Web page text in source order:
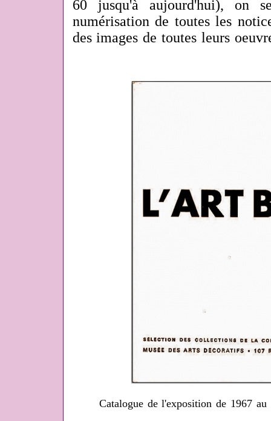
60 jusqu'à aujourd'hui), on
numérisation de toutes les
des images de toutes leurs
Catalogue de l'exposition de 1967